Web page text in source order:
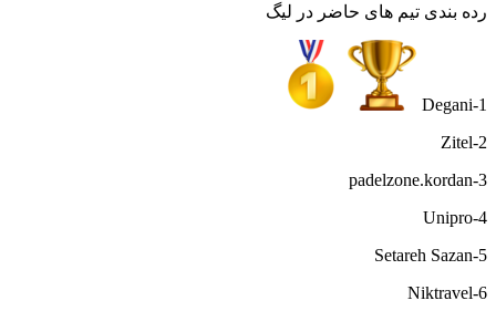
رده بندی تیم های حاضر در لیگ
1-Degani
2-Zitel
3-padelzone.kordan
4-Unipro
5-Setareh Sazan
6-Niktravel